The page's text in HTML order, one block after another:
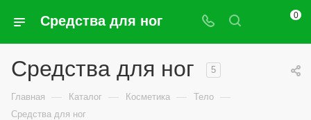
Средства для ног 0
Средства для ног 5
Главная — Каталог — Косметика — Тело —
Средства для ног